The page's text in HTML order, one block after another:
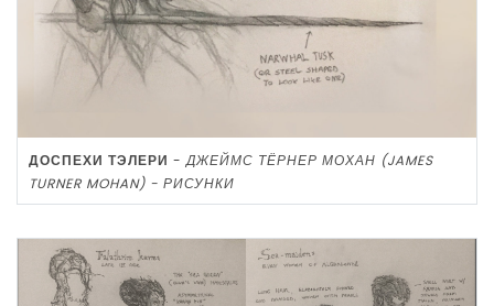
ДОСПЕХИ ТЭЛЕРИ -ДЖЕЙМС ТЁРНЕР МОХАН (JAMES
TURNER MOHAN) - РИСУНКИ